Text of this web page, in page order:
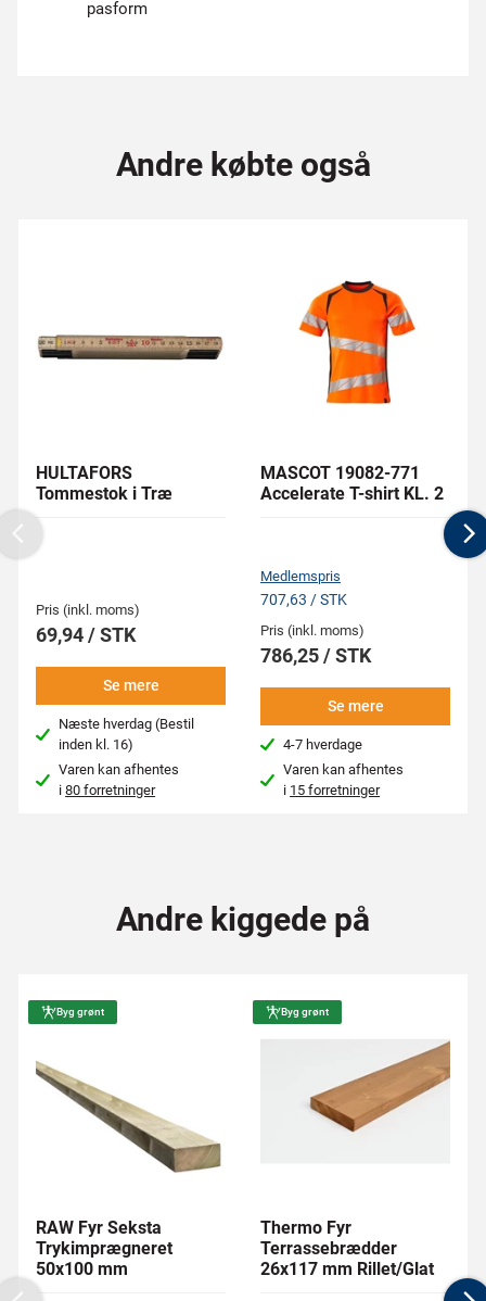
pasform
Andre købte også
HULTAFORS
Tommestok i Træ
Pris (inkl. moms)
69,94 / STK
Se mere
Næste hverdag (Bestil
inden kl. 16)
Varen kan afhentes
i80 forretninger
MASCOT 19082-771
Accelerate T-shirt KL. 2
Medlemspris
707,63 / STK
Pris (inkl. moms)
786,25 / STK
Se mere
4-7 hverdage
Varen kan afhentes
i 15 forretninger
Previous
Andre kiggede på
Byg grønt
RAW Fyr Seksta
Trykimprægneret
50x100 mm
Byg grønt
Thermo Fyr
Terrassebrædder
26x117 mm Rillet/Glat